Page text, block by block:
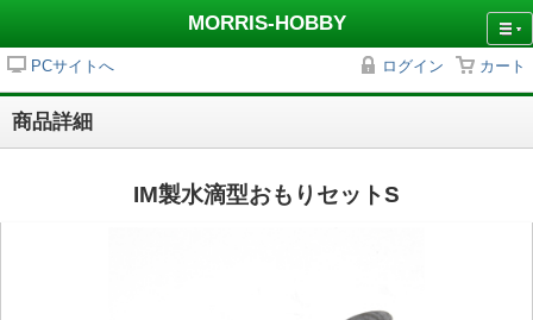
MORRIS-HOBBY
PCサイトへ ログイン カート
商品詳細
IM製水滴型おもりセットS